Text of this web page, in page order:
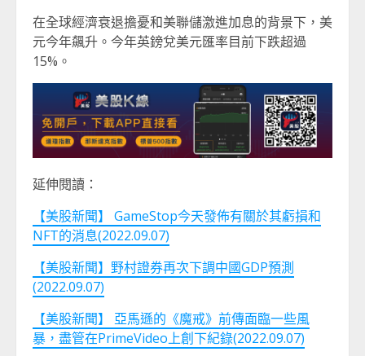
在全球經濟衰退擔憂和美聯儲激進加息的背景下，美
元今年飆升。今年英鎊兌美元匯率目前下跌超過
15%。
延伸閱讀：
【美股新聞】 GameStop今天發佈有關於其虧損和
NFT的消息(2022.09.07)
【美股新聞】野村證券再次下調中國GDP預測
(2022.09.07)
【美股新聞】 亞馬遜的《魔戒》前傳面臨一些風
暴，盡管在PrimeVideo上創下紀錄(2022.09.07)